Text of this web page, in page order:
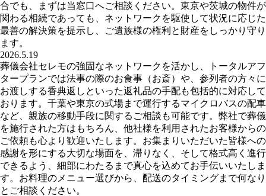
合でも、まずは当窓口へご相談ください。東京や茨城の物件が
関わる相続であっても、ネットワークを駆使して状況に応じた
最善の解決策を提示し、ご遺族様の権利と財産をしっかり守り
ます。
2026.5.19
葬儀会社セレモの強固なネットワークを活かし、トータルアフ
タープランでは法事の際のお食事（お斎）や、参列者の方々に
お渡しする香典返しといった返礼品の手配も包括的に対応して
おります。千葉や東京の式場まで運行するマイクロバスの配車
など、親族の移動手段に関するご相談も可能です。弊社で葬儀
を施行された方はもちろん、他社様を利用されたお客様からの
ご依頼も心より歓迎いたします。お集まりいただいた皆様への
感謝を形にする大切な場面を、滞りなく、そして格式高く進行
できるよう、細部にわたるまで真心を込めてお手伝いいたしま
す。お料理のメニュー選びから、配送のタイミングまで何なり
とご相談ください。